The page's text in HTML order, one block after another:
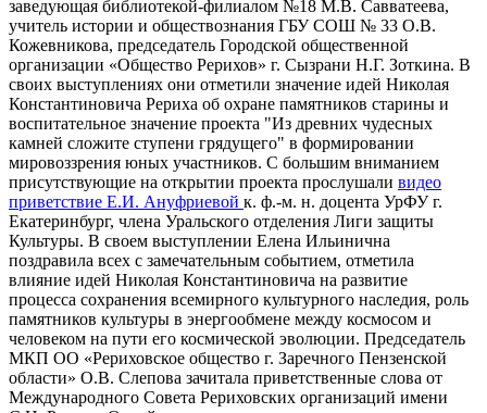
заведующая библиотекой-филиалом №18 М.В. Савватеева,
учитель истории и обществознания ГБУ СОШ № 33 О.В.
Кожевникова, председатель Городской общественной
организации «Общество Рерихов» г. Сызрани Н.Г. Зоткина. В
своих выступлениях они отметили значение идей Николая
Константиновича Рериха об охране памятников старины и
воспитательное значение проекта "Из древних чудесных
камней сложите ступени грядущего" в формировании
мировоззрения юных участников. С большим вниманием
присутствующие на открытии проекта прослушали видео
приветствие Е.И. Ануфриевой к. ф.-м. н. доцента УрФУ г.
Екатеринбург, члена Уральского отделения Лиги защиты
Культуры. В своем выступлении Елена Ильинична
поздравила всех с замечательным событием, отметила
влияние идей Николая Константиновича на развитие
процесса сохранения всемирного культурного наследия, роль
памятников культуры в энергообмене между космосом и
человеком на пути его космической эволюции. Председатель
МКП ОО «Рериховское общество г. Заречного Пензенской
области» О.В. Слепова зачитала приветственные слова от
Международного Совета Рериховских организаций имени